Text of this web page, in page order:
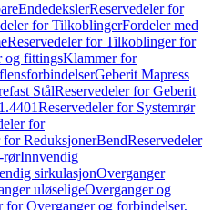
EndedekslerReservedeler for
for TilkoblingerFordeler med
Reservedeler for Tilkoblinger for
og fittingsKlammer for
Geberit Mapress
StålReservedeler for Geberit
Reservedeler for Systemrør
for
for ReduksjonerBendReservedeler
rørInnvendig
sirkulasjonOverganger
uløseligeOverganger og
for Overganger og forbindelser,